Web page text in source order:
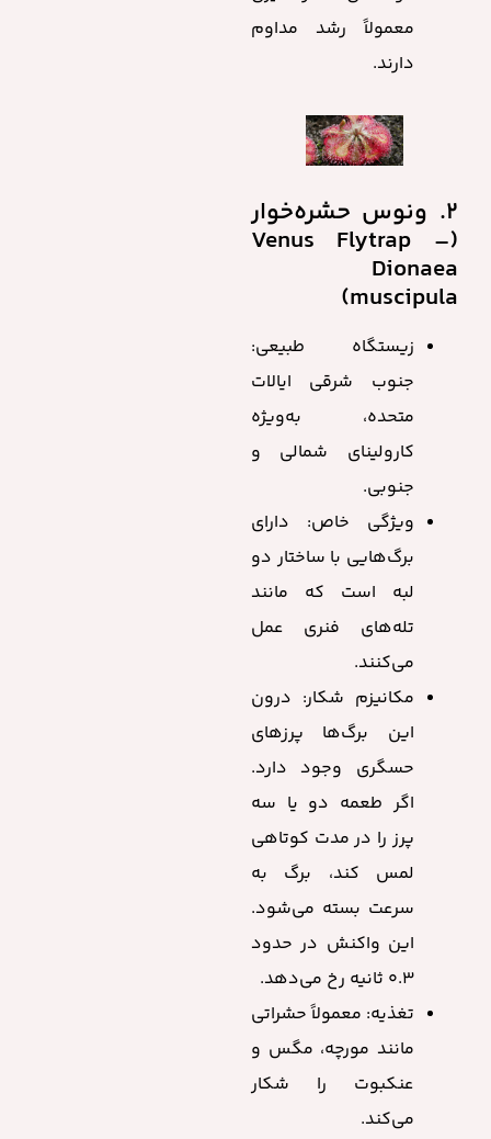
معمولاً رشد مداوم
دارند.
2. ونوس حشره‌خوار
(Venus Flytrap –
Dionaea
muscipula)
زیستگاه طبیعی:
جنوب شرقی ایالات
متحده، به‌ویژه
کارولینای شمالی و
جنوبی.
ویژگی خاص: دارای
برگ‌هایی با ساختار دو
لبه است که مانند
تله‌های فنری عمل
می‌کنند.
مکانیزم شکار: درون
این برگ‌ها پرزهای
حسگری وجود دارد.
اگر طعمه دو یا سه
پرز را در مدت کوتاهی
لمس کند، برگ به
سرعت بسته می‌شود.
این واکنش در حدود
۰.۳ ثانیه رخ می‌دهد.
تغذیه: معمولاً حشراتی
مانند مورچه، مگس و
عنکبوت را شکار
می‌کند.